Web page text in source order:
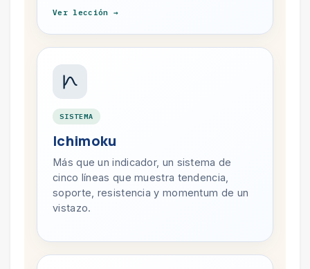
Ver lección →
SISTEMA
Ichimoku
Más que un indicador, un sistema de
cinco líneas que muestra tendencia,
soporte, resistencia y momentum de un
vistazo.